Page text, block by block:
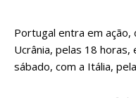
Portugal entra em
Ucrânia, pelas 18
sábado, com a Itália,